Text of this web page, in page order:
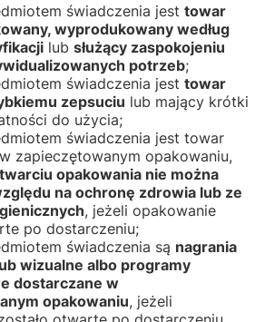
świadczenia jest towar
wyprodukowany według
lub służący zaspokojeniu
potrzeb;
świadczenia jest towar
zepsuciu lub mający krótki
do użycia;
świadczenia jest towar
zapieczętowanym opakowaniu,
opakowania nie można
na ochronę zdrowia lub ze
, jeżeli opakowanie
po dostarczeniu;
świadczenia są nagrania
wizualne albo programy
dostarczane w
opakowaniu, jeżeli